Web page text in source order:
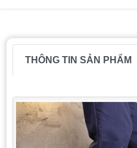
THÔNG TIN SẢN PHẨM